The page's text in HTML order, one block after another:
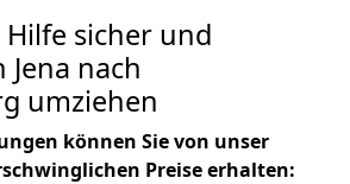
sicher und
nach
umziehen
können Sie von unser
Preise erhalten: